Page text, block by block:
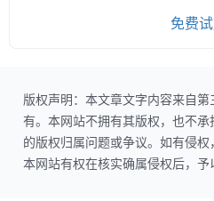
免费
版权声明：本文章文字内容来自
有。本网站不拥有其版权，也不
的版权归属问题或争议。如有侵权
本网站有权在核实确属侵权后，予